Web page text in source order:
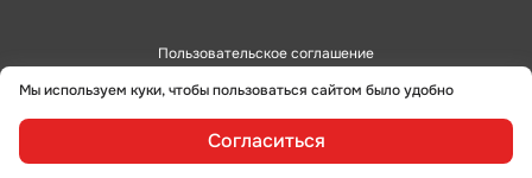
Мы используем куки, чтобы пользоваться сайтом было удобно
Согласиться
Пользовательское соглашение
Политика конфиденциальности
сделано в alente